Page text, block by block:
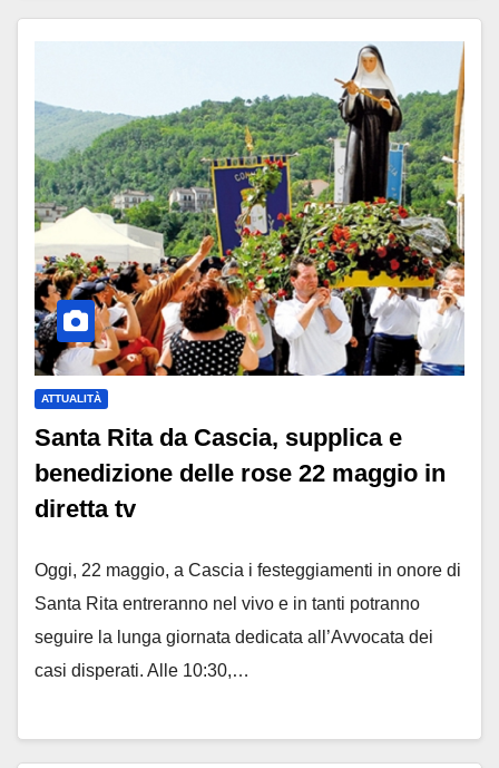
ATTUALITÀ
Santa Rita da Cascia, supplica e
benedizione delle rose 22 maggio in
diretta tv
Oggi, 22 maggio, a Cascia i festeggiamenti in onore di
Santa Rita entreranno nel vivo e in tanti potranno
seguire la lunga giornata dedicata all’Avvocata dei
casi disperati. Alle 10:30,…